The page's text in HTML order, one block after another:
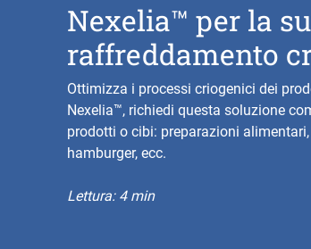
Nexelia™ per la
raffreddamento
Ottimizza i processi criogenici dei
Nexelia™, richiedi questa soluzione
prodotti o cibi: preparazioni
hamburger, ecc.
Lettura: 4 min